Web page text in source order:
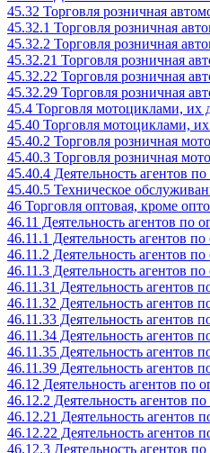
45.32 Торговля розничная
45.32.1 Торговля розничная
45.32.2 Торговля розничная
45.32.21 Торговля розничная
45.32.22 Торговля розничная
45.32.29 Торговля розничная
45.4 Торговля мотоциклами, их
45.40 Торговля мотоциклами,
45.40.2 Торговля розничная
45.40.3 Торговля розничная
45.40.4 Деятельность агентов
45.40.5 Техническое
46 Торговля оптовая, кроме
46.11 Деятельность агентов
46.11.1 Деятельность агентов
46.11.2 Деятельность агентов
46.11.3 Деятельность агентов
46.11.31 Деятельность агентов
46.11.32 Деятельность агентов
46.11.33 Деятельность агентов
46.11.34 Деятельность агентов
46.11.35 Деятельность агентов
46.11.39 Деятельность агентов
46.12 Деятельность агентов по
46.12.2 Деятельность агентов
46.12.21 Деятельность агентов
46.12.22 Деятельность агентов
46.12.3 Деятельность агентов